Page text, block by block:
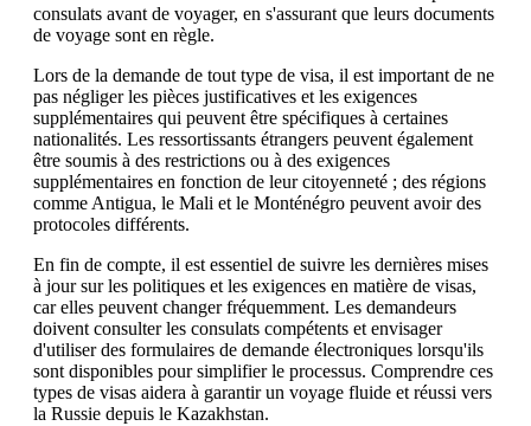
consulats avant de voyager, en s'assurant que leurs documents
de voyage sont en règle.
Lors de la demande de tout type de visa, il est important de ne
pas négliger les pièces justificatives et les exigences
supplémentaires qui peuvent être spécifiques à certaines
nationalités. Les ressortissants étrangers peuvent également
être soumis à des restrictions ou à des exigences
supplémentaires en fonction de leur citoyenneté ; des régions
comme Antigua, le Mali et le Monténégro peuvent avoir des
protocoles différents.
En fin de compte, il est essentiel de suivre les dernières mises
à jour sur les politiques et les exigences en matière de visas,
car elles peuvent changer fréquemment. Les demandeurs
doivent consulter les consulats compétents et envisager
d'utiliser des formulaires de demande électroniques lorsqu'ils
sont disponibles pour simplifier le processus. Comprendre ces
types de visas aidera à garantir un voyage fluide et réussi vers
la Russie depuis le Kazakhstan.